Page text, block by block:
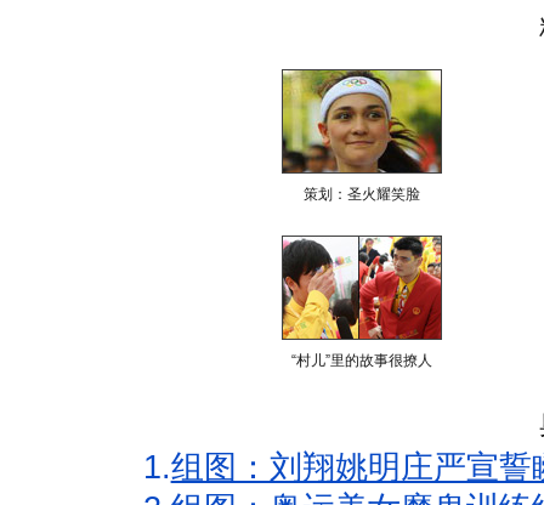
策划：圣火耀笑脸
“村儿”里的故事很撩人
1.组图：刘翔姚明庄严宣